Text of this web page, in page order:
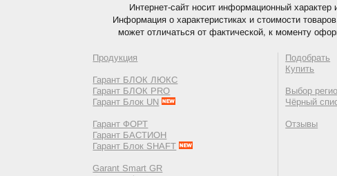
Интернет-сайт носит информационный
Информация о характеристиках и стоимости
может отличаться от фактической, к моменту
Продукция
Гарант БЛОК ЛЮКС
Гарант БЛОК PRO
Гарант Блок UN
Гарант ФОРТ
Гарант БАСТИОН
Гарант Блок SHAFT
Garant Smart GR
Подобрать
Купить
Выбор
Чёрный
Отзывы